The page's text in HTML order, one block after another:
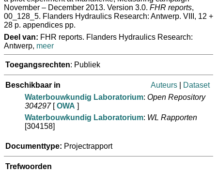
November – December 2013. Version 3.0. FHR reports,
00_128_5. Flanders Hydraulics Research: Antwerp. VIII, 12 +
28 p. appendices pp.
Deel van: FHR reports. Flanders Hydraulics Research:
Antwerp, meer
Toegangsrechten: Publiek
Beschikbaar in Auteurs
Dataset
Waterbouwkundig Laboratorium: Open Repository
304297 [OWA ]
Waterbouwkundig Laboratorium: WL Rapporten
[304158]
Documenttype: Projectrapport
Trefwoorden